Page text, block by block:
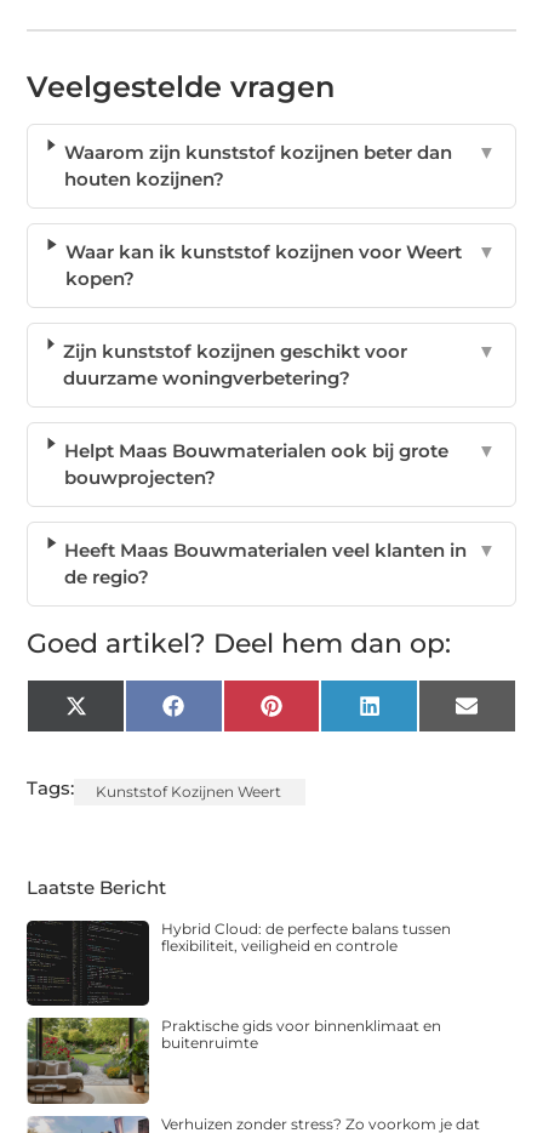
Veelgestelde vragen
Waarom zijn kunststof kozijnen beter dan
houten kozijnen?
▼
Waar kan ik kunststof kozijnen voor Weert
kopen?
▼
Zijn kunststof kozijnen geschikt voor
duurzame woningverbetering?
▼
Helpt Maas Bouwmaterialen ook bij grote
bouwprojecten?
▼
Heeft Maas Bouwmaterialen veel klanten in
de regio?
▼
Goed artikel? Deel hem dan op:
X
(Twitter)
FacebookPinterest LinkedIn Email
Tags: Kunststof Kozijnen Weert
Laatste Bericht
Hybrid Cloud: de perfecte balans tussen
flexibiliteit, veiligheid en controle
Praktische gids voor binnenklimaat en
buitenruimte
Verhuizen zonder stress? Zo voorkom je dat